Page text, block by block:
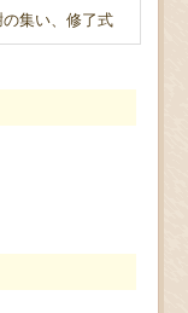
集い、修了式